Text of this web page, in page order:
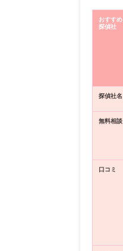
おすすめ
探偵社
探偵社名
無料相談
口コミ